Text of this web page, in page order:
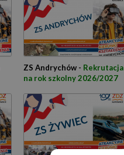
ZS Andrychów - Rekrutacja
na rok szkolny 2026/2027